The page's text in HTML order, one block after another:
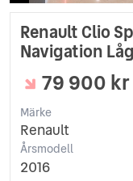
Renault Clio
Navigation
79 900 kr
Märke
Renault
Årsmodell
2016